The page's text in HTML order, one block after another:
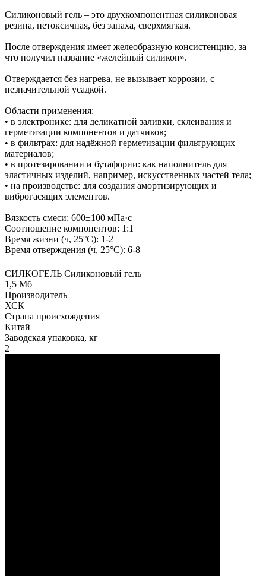
Силиконовый гель – это двухкомпонентная силиконовая
резина, нетоксичная, без запаха, сверхмягкая.
После отверждения имеет желеобразную консистенцию, за
что получил название «желейный силикон».
Отверждается без нагрева, не вызывает коррозии, с
незначительной усадкой.
Области применения:
• в электронике: для деликатной заливки, склеивания и
герметизации компонентов и датчиков;
• в фильтрах: для надёжной герметизации фильтрующих
материалов;
• в протезировании и бутафории: как наполнитель для
эластичных изделий, например, искусственных частей тела;
• на производстве: для создания амортизирующих и
виброгасящих элементов.
Вязкость смеси: 600±100 мПа·с
Соотношение компонентов: 1:1
Время жизни (ч, 25°C): 1-2
Время отверждения (ч, 25°C): 6-8
СИЛКОГЕЛЬ Силиконовый гель
1,5 Мб
Производитель
ХСК
Страна происхождения
Китай
Заводская упаковка, кг
2